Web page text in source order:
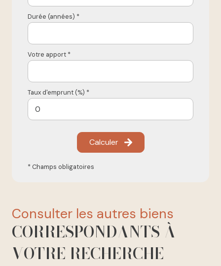
Durée (années) *
Votre apport *
Taux d'emprunt (%) *
Calculer
* Champs obligatoires
consulter les autres biens
CORRESPONDANTS À
VOTRE RECHERCHE